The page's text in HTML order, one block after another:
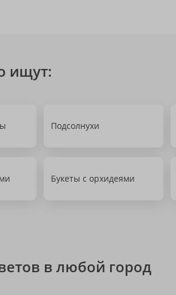
ищут:
Подсолнухи
Букеты с орхидеями
в любой город